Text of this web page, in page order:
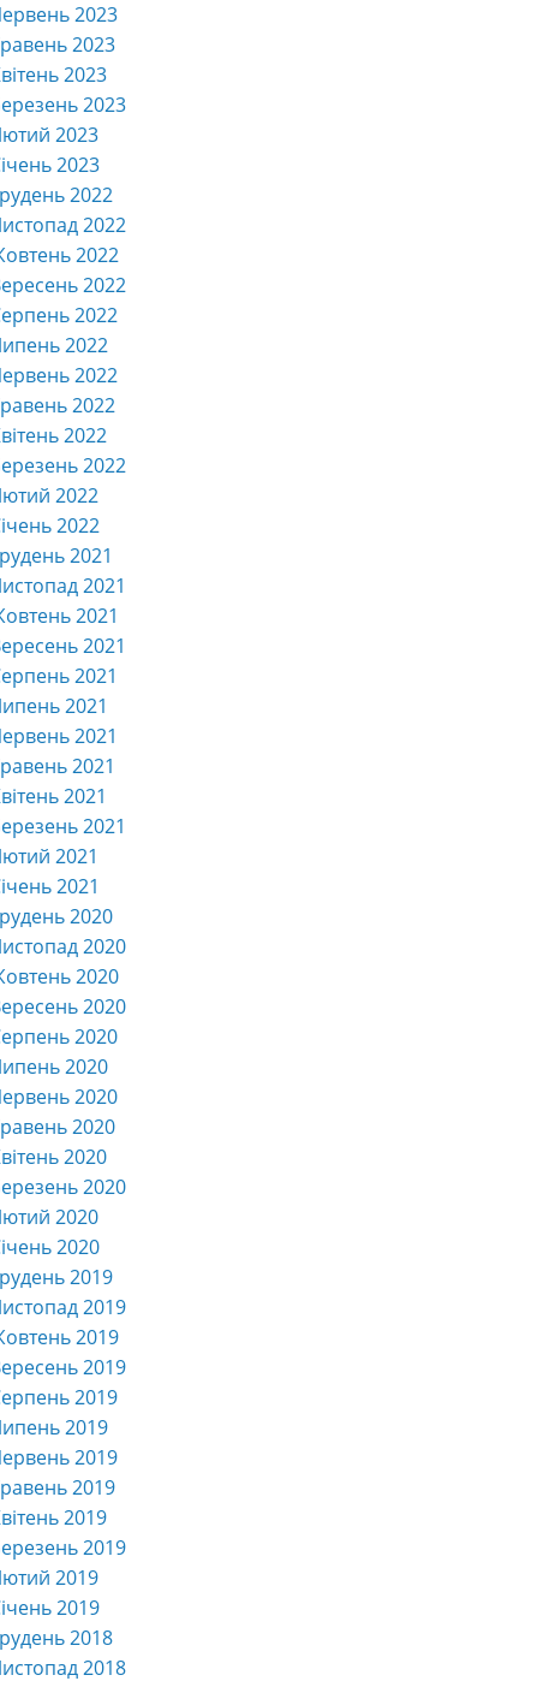
2023
2023
2023
2023
2023
2023
2022
2022
2022
2022
2022
2022
2022
2022
2022
2022
2022
2022
2021
2021
2021
2021
2021
2021
2021
2021
2021
2021
2021
2021
2020
2020
2020
2020
2020
2020
2020
2020
2020
2020
2020
2020
2019
2019
2019
2019
2019
2019
2019
2019
2019
2019
2019
2019
2018
2018